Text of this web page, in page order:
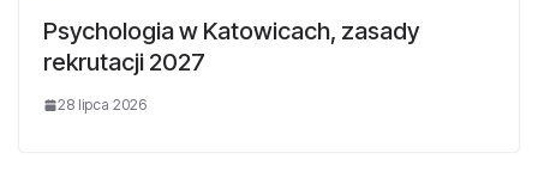
Psychologia w Katowicach, zasady
rekrutacji 2027
28 lipca 2026